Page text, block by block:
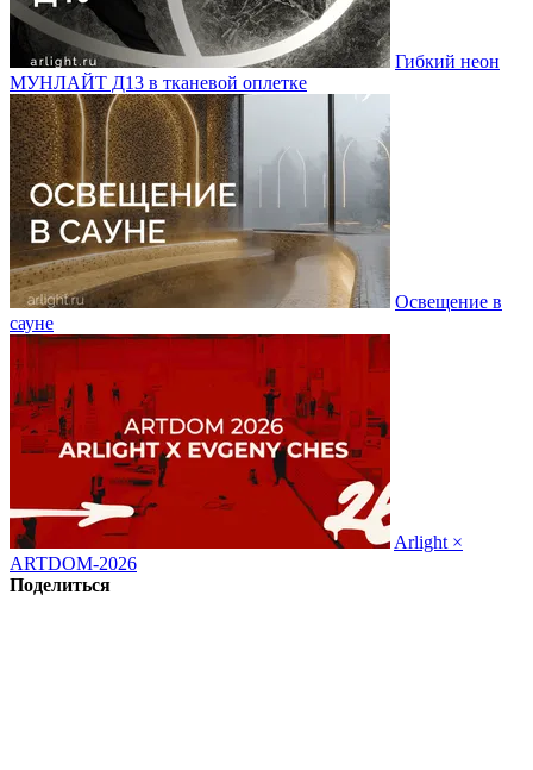
Гибкий неон
МУНЛАЙТ Д13 в тканевой оплетке
Освещение в
сауне
Arlight ×
ARTDOM-2026
Поделиться